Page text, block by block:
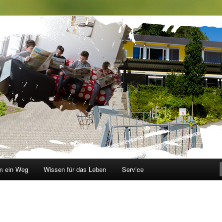
im Walbachtal
ein Weg Wissen für das Leben Service